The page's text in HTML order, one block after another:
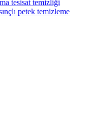
tesisat temizliği
petek temizleme